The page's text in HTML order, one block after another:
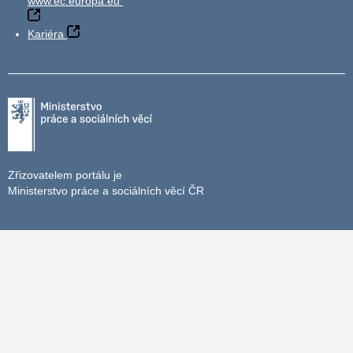
Kariéra
Zřizovatelem portálu je
Ministerstvo práce a sociálních věcí ČR